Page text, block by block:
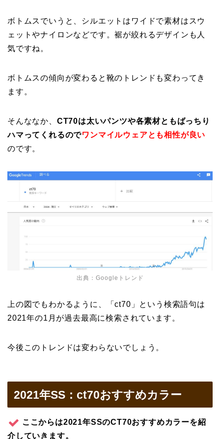
ボトムスでいうと、シルエットはワイドで素材はスウ
ェットやナイロンなどです。裾が絞れるデザインも人
気ですね。
ボトムスの傾向が変わると靴のトレンドも変わってき
ます。
そんななか、 CT70は太いパンツや各素材ともばっちり
ハマってくれるのでワンマイルウェアとも相性が良い
のです。
出典：Googleトレンド
上の図でもわかるように、「ct70」という検索語句は
2021年の1月が過去最高に検索されています。
今後このトレンドは変わらないでしょう。
2021年SS：ct70おすすめカラー
ここからは2021年SSのCT70おすすめカラーを紹
介していきます。